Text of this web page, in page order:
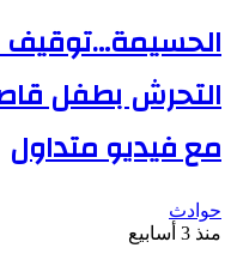
التحرش بطفل
مع فيديو متداول
حوادث
منذ 3 أسابيع